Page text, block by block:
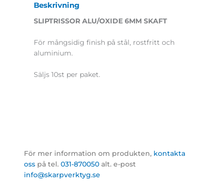
Beskrivning
SLIPTRISSOR ALU/OXIDE 6MM SKAFT
För mångsidig finish på stål, rostfritt och
aluminium.
Säljs 10st per paket.
För mer information om produkten, kontakta
oss på tel.031-870050 alt. e-post
info@skarpverktyg.se